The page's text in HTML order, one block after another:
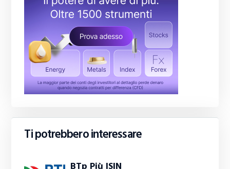
Ti potrebbero interessare